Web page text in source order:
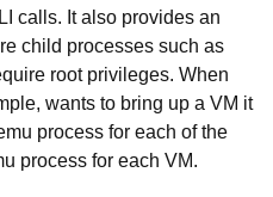
calls. It also provides an
child processes such as
root privileges. When
wants to bring up a VM it
process for each of the
process for each VM.